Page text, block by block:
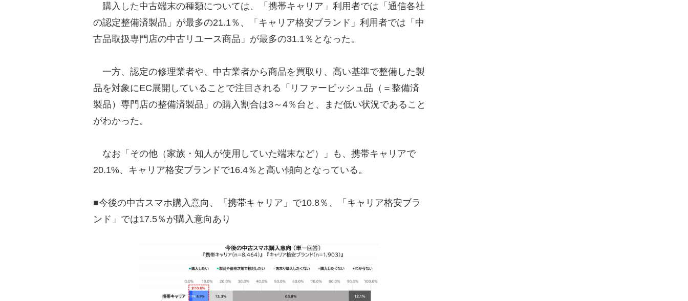
購入した中古端末の種類については、「携帯キャリア」利用者では「通信各社
の認定整備済製品」が最多の21.1％、「キャリア格安ブランド」利用者では「中
古品取扱専門店の中古リユース商品」が最多の31.1％となった。
一方、認定の修理業者や、中古業者から商品を買取り、高い基準で整備した製
品を対象にEC展開していることで注目される「リファービッシュ品（＝整備済
製品）専門店の整備済製品」の購入割合は3～4％台と、まだ低い状況であること
がわかった。
なお「その他（家族・知人が使用していた端末など）」も、携帯キャリアで
20.1%、キャリア格安ブランドで16.4％と高い傾向となっている。
■今後の中古スマホ購入意向、「携帯キャリア」で10.8％、「キャリア格安ブラ
ンド」では17.5％が購入意向あり